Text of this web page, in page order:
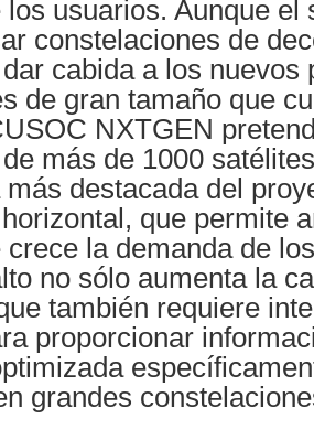
los usuarios. Aunque el
constelaciones de
cabida a los nuevos
de gran tamaño que
NXTGEN
más de 1000
destacada del
que permite
crece la demanda de
no sólo aumenta la
también requiere
proporcionar
grandes